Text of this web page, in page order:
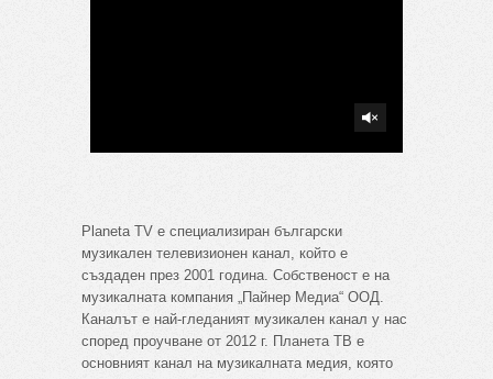
Planeta TV е специализиран български
музикален телевизионен канал, който е
създаден през 2001 година. Собственост е на
музикалната компания „Пайнер Медиа“ ООД.
Каналът е най-гледаният музикален канал у нас
според проучване от 2012 г. Планета ТВ е
основният канал на музикалната медия, която